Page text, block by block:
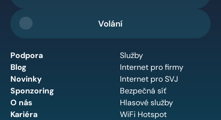
Volání
Podpora
Blog
Novinky
Sponzoring
O nás
Kariéra
Služby
Internet pro firmy
Internet pro SVJ
Bezpečná síť
Hlasové služby
WiFi Hotspot